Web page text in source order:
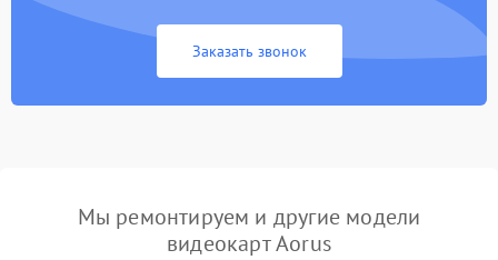
Заказать звонок
Мы ремонтируем и другие модели
видеокарт Aorus